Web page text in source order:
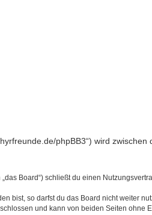
phpBB3“) wird
Board“) schließt du einen
bist, so darfst du das Board nicht weiter
und kann von beiden Seiten ohne